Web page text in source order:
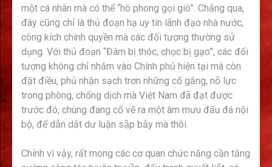
một cá nhân mà có thể “hô phong gọi gió”. Chẳng qua,
đây cũng chỉ là thủ đoạn hạ uy tín lãnh đạo nhà nước,
công kích chính quyền mà các đối tượng thường sử
dụng. Với thủ đoạn “Đâm bị thóc, chọc bị gạo”, các đối
tượng không chỉ nhắm vào Chính phủ hiện tại mà còn
đặt điều, phủ nhận sạch trơn những cố gắng, nỗ lực
trong phòng, chống dịch mà Việt Nam đã đạt được
trước đó, chúng đang cố vẽ ra một âm mưu đấu đá nội
bộ, để dẫn dắt dư luận sập bẫy mà thôi.
Chính vì vậy, rất mong các cơ quan chức năng cần tăng